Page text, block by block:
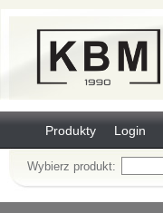
Produkty Login
Wybierz produkt: